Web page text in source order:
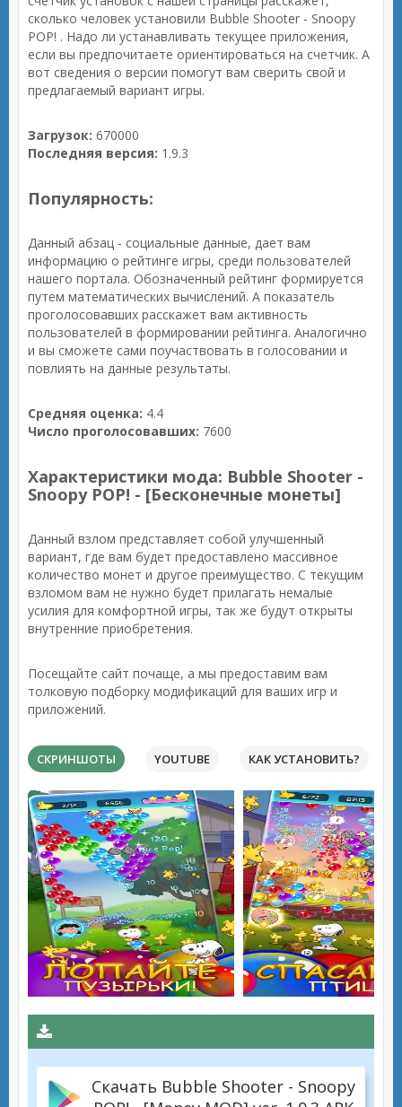
сколько человек установили Bubble Shooter - Snoopy
POP! . Надо ли устанавливать текущее приложения,
если вы предпочитаете ориентироваться на счетчик. А
вот сведения о версии помогут вам сверить свой и
предлагаемый вариант игры.
Загрузок: 670000
Последняя версия: 1.9.3
Популярность:
Данный абзац - социальные данные, дает вам
информацию о рейтинге игры, среди пользователей
нашего портала. Обозначенный рейтинг формируется
путем математических вычислений. А показатель
проголосовавших расскажет вам активность
пользователей в формировании рейтинга. Аналогично
и вы сможете сами поучаствовать в голосовании и
повлиять на данные результаты.
Средняя оценка: 4.4
Число проголосовавших: 7600
Характеристики мода: Bubble Shooter -
Snoopy POP! - [Бесконечные монеты]
Данный взлом представляет собой улучшенный
вариант, где вам будет предоставлено массивное
количество монет и другое преимущество. С текущим
взломом вам не нужно будет прилагать немалые
усилия для комфортной игры, так же будут открыты
внутренние приобретения.
Посещайте сайт почаще, а мы предоставим вам
толковую подборку модификаций для ваших игр и
приложений.
СКРИНШОТЫ YOUTUBE КАК УСТАНОВИТЬ?
Скачать Bubble Shooter - Snoopy